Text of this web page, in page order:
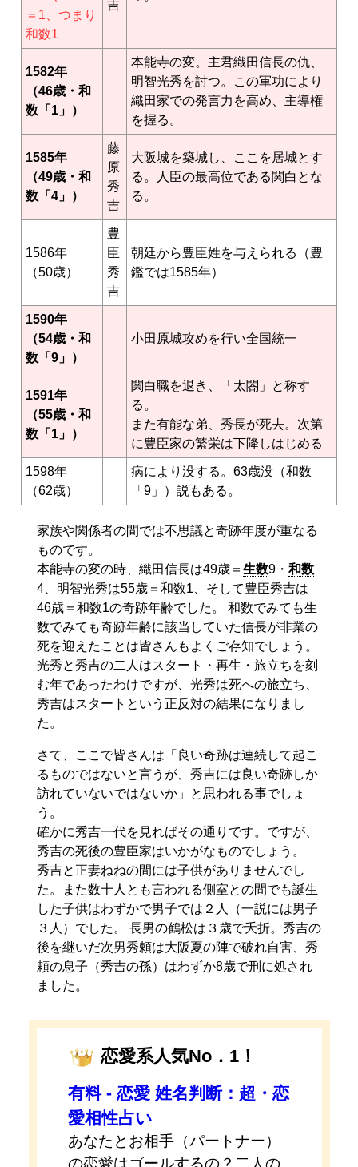
＝1、つまり
和数1
吉
1582年
（46歳・和
数「1」）
本能寺の変。主君織田信長の仇、
明智光秀を討つ。この軍功により
織田家での発言力を高め、主導権
を握る。
1585年
（49歳・和
数「4」）
藤
原
秀
吉
大阪城を築城し、ここを居城とす
る。人臣の最高位である関白とな
る。
1586年
（50歳）
豊
臣
秀
吉
朝廷から豊臣姓を与えられる（豊
鑑では1585年）
1590年
（54歳・和
数「9」）
小田原城攻めを行い全国統一
1591年
（55歳・和
数「1」）
関白職を退き、「太閤」と称す
る。
また有能な弟、秀長が死去。次第
に豊臣家の繁栄は下降しはじめる
1598年
（62歳）
病により没する。63歳没（和数
「9」）説もある。
家族や関係者の間では不思議と奇跡年度が重なる
ものです。
本能寺の変の時、織田信長は49歳＝ 生数9・ 和数
4、明智光秀は55歳＝和数1、そして豊臣秀吉は
46歳＝和数1の奇跡年齢でした。 和数でみても生
数でみても奇跡年齢に該当していた信長が非業の
死を迎えたことは皆さんもよくご存知でしょう。
光秀と秀吉の二人はスタート・再生・旅立ちを刻
む年であったわけですが、光秀は死への旅立ち、
秀吉はスタートという正反対の結果になりまし
た。
さて、ここで皆さんは「良い奇跡は連続して起こ
るものではないと言うが、秀吉には良い奇跡しか
訪れていないではないか」と思われる事でしょ
う。
確かに秀吉一代を見ればその通りです。ですが、
秀吉の死後の豊臣家はいかがなものでしょう。
秀吉と正妻ねねの間には子供がありませんでし
た。また数十人とも言われる側室との間でも誕生
した子供はわずかで男子では２人（一説には男子
３人）でした。 長男の鶴松は３歳で夭折。秀吉の
後を継いだ次男秀頼は大阪夏の陣で破れ自害、秀
頼の息子（秀吉の孫）はわずか8歳で刑に処され
ました。
恋愛系人気No．1！
有料 - 恋愛 姓名判断：超・恋
愛相性占い
あなたとお相手（パートナー）
の恋愛はゴールするの？二人の